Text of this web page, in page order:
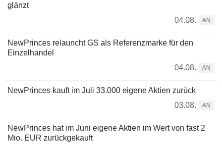
glänzt
04.08.
AN
NewPrinces relauncht GS als Referenzmarke für den
Einzelhandel
04.08.
AN
NewPrinces kauft im Juli 33.000 eigene Aktien zurück
03.08.
AN
NewPrinces hat im Juni eigene Aktien im Wert von fast 2
Mio. EUR zurückgekauft